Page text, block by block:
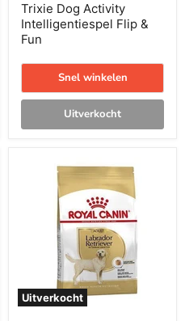
Trixie Dog Activity
Intelligentiespel Flip &
Fun
Snel winkelen
Uitverkocht
Uitverkocht
Labrador
Retriever